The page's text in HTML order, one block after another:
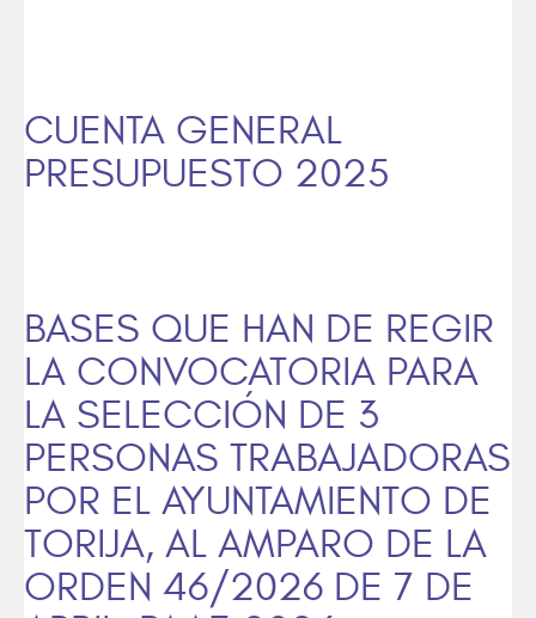
CUENTA GENERAL
PRESUPUESTO 2025
BASES QUE HAN DE REGIR
LA CONVOCATORIA PARA
LA SELECCIÓN DE 3
PERSONAS TRABAJADORAS
POR EL AYUNTAMIENTO DE
TORIJA, AL AMPARO DE LA
ORDEN 46/2026 DE 7 DE